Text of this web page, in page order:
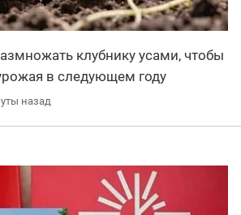
клубнику усами, чтобы
в следующем году
назад